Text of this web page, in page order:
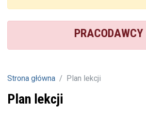
PRACODAWCY
Strona główna Plan lekcji
Plan lekcji